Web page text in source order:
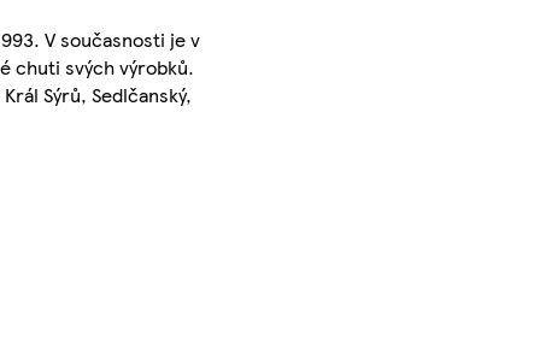
V současnosti je v
chuti svých výrobků.
Sýrů, Sedlčanský,